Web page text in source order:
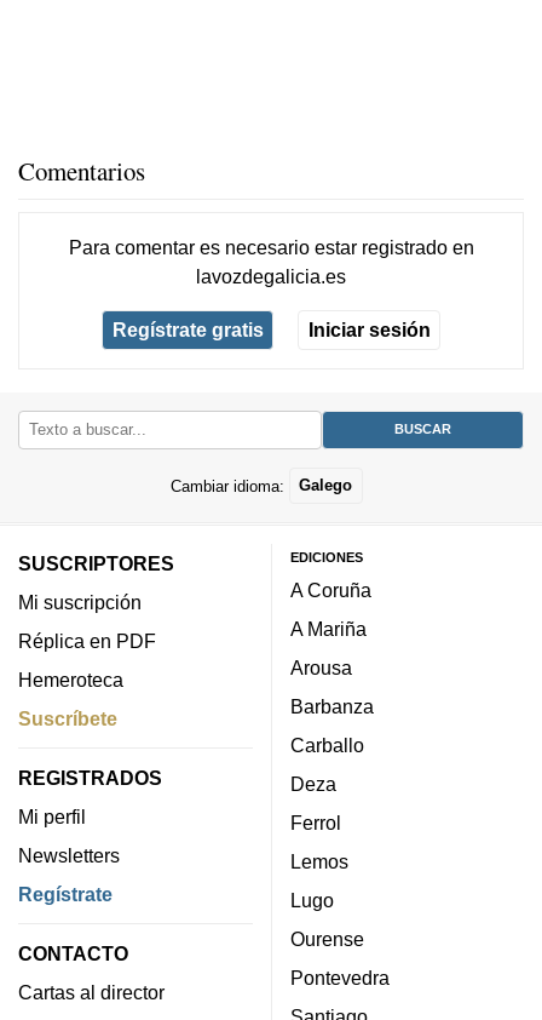
Comentarios
Para comentar es necesario estar registradoen
lavozdegalicia.es
Regístrate gratis Iniciar sesión
Cambiar idioma: Galego
SUSCRIPTORES
Mi suscripción
Réplica en PDF
Hemeroteca
Suscríbete
REGISTRADOS
Mi perfil
Newsletters
Regístrate
CONTACTO
Cartas al director
EDICIONES
A Coruña
A Mariña
Arousa
Barbanza
Carballo
Deza
Ferrol
Lemos
Lugo
Ourense
Pontevedra